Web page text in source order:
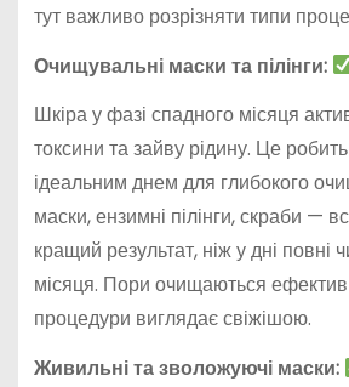
тут важливо розрізняти типи
Очищувальні маски та пілінги:
Шкіра у фазі спадного місяця
токсини та зайву рідину. Це
ідеальним днем для глибокого
маски, ензимні пілінги, скраби —
кращий результат, ніж у дні повні
місяця. Пори очищаються
процедури виглядає свіжішою.
Живильні та зволожуючі маски: